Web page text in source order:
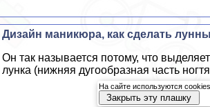
Дизайн маникюра, как сделать
Он так называется потому, что
лунка (нижняя дугообразная часть
22 06 2026
На сайте используются cookies
Закрыть эту плашку